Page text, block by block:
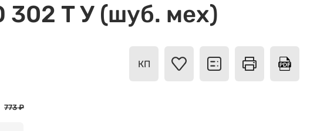
T У (шуб. мех)
КП
773 ₽